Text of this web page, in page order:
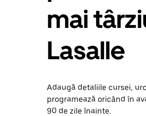
mai
Lasalle
Adaugă detaliile cursei,
programează oricând în
90 de zile înainte.